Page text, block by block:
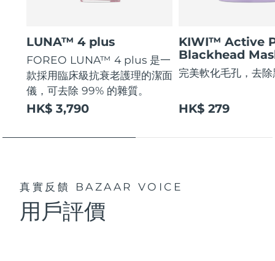
LUNA™ 4 plus
FOREO LUNA™ 4 plus 是一
款採用臨床級抗衰老護理的潔面
儀，可去除 99% 的雜質。
HK$ 3,790
KIWI™ Active
Blackhead
完美軟化毛孔，去
HK$ 279
真實反饋 BAZAAR VOICE
用戶評價